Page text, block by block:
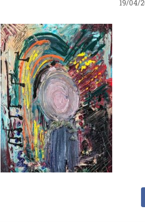
19/04/